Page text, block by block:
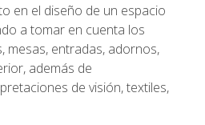
en el diseño de un espacio
a tomar en cuenta los
mesas, entradas, adornos,
además de
de visión, textiles,